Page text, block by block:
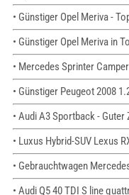
• Günstiger Opel Meriva -
• Günstiger Opel Meriva in
• Mercedes Sprinter
• Günstiger Peugeot 2008
• Audi A3 Sportback -
• Luxus Hybrid-SUV Lexus
• Gebrauchtwagen
• Audi Q5 40 TDI S line